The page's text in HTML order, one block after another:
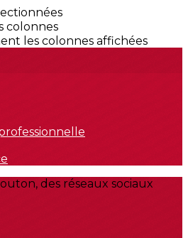
colonnes
les colonnes affichées
des réseaux sociaux